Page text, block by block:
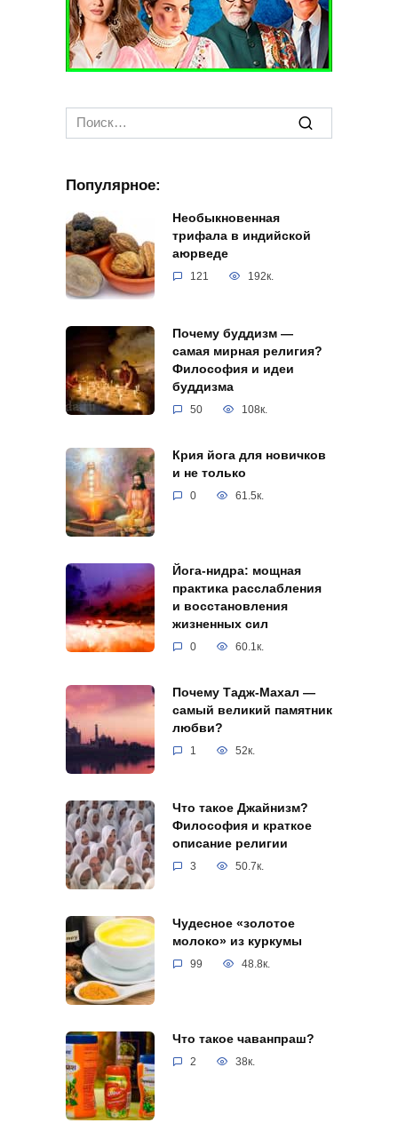
Search
for:
Популярное:
Необыкновенная
трифала в индийской
аюрведе
121 192к.
Почему буддизм —
самая мирная религия?
Философия и идеи
буддизма
50 108к.
Крия йога для новичков
и не только
0 61.5к.
Йога-нидра: мощная
практика расслабления
и восстановления
жизненных сил
0 60.1к.
Почему Тадж-Махал —
самый великий памятник
любви?
1 52к.
Что такое Джайнизм?
Философия и краткое
описание религии
3 50.7к.
Чудесное «золотое
молоко» из куркумы
99 48.8к.
Что такое чаванпраш?
2 38к.